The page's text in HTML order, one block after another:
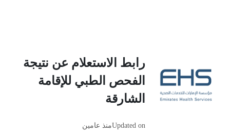
رابط الاستعلام عن نتيجة
الفحص الطبي للإقامة
الشارقة
Updated onمنذ عامين